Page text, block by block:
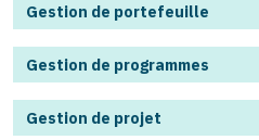
Gestion de portefeuille
Gestion de programmes
Gestion de projet